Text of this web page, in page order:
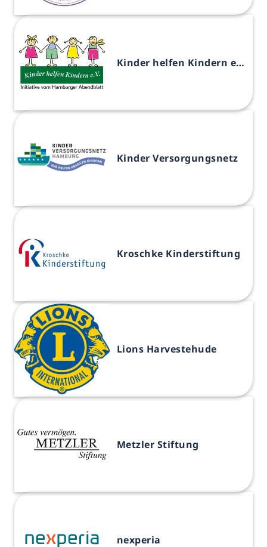
Kinder helfen Kindern e.V.
Kinder Versorgungsnetz
Kroschke Kinderstiftung
Lions Harvestehude
Metzler Stiftung
nexperia